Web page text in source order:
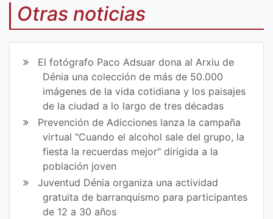
mp
art
en
Fa
ce
bo
ok
mp
art
ir
en
Tw
itt
er
Otras noticias
El fotógrafo Paco Adsuar dona al Arxiu de
Dénia una colección de más de 50.000
imágenes de la vida cotidiana y los paisajes
de la ciudad a lo largo de tres décadas
Prevención de Adicciones lanza la campaña
virtual "Cuando el alcohol sale del grupo, la
fiesta la recuerdas mejor" dirigida a la
población joven
Juventud Dénia organiza una actividad
gratuita de barranquismo para participantes
de 12 a 30 años